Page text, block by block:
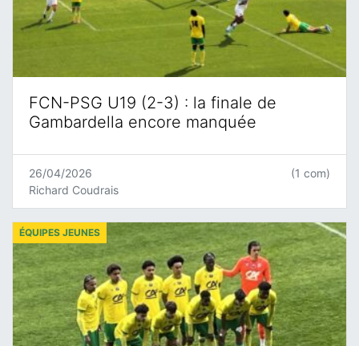
FCN-PSG U19 (2-3) : la finale de
Gambardella encore manquée
26/04/2026
Richard Coudrais
(1 com)
ÉQUIPES JEUNES